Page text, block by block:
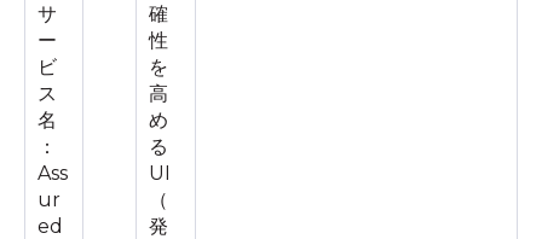
サ
ー
ビ
ス
名
：
Ass
ur
ed
確
性
を
高
め
る
UI
（
発